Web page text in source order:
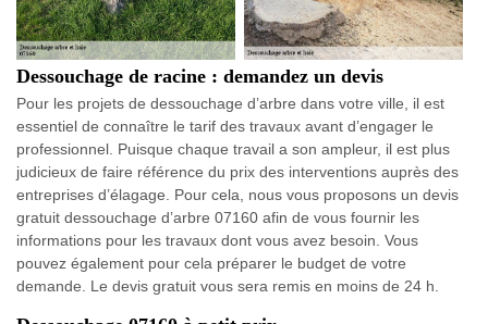
Dessouchage de racine : demandez un devis
Pour les projets de dessouchage d’arbre dans votre ville, il est
essentiel de connaître le tarif des travaux avant d’engager le
professionnel. Puisque chaque travail a son ampleur, il est plus
judicieux de faire référence du prix des interventions auprès des
entreprises d’élagage. Pour cela, nous vous proposons un devis
gratuit dessouchage d’arbre 07160 afin de vous fournir les
informations pour les travaux dont vous avez besoin. Vous
pouvez également pour cela préparer le budget de votre
demande. Le devis gratuit vous sera remis en moins de 24 h.